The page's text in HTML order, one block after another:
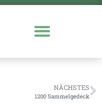
NÄCHSTES
1200 Sammelgedeck